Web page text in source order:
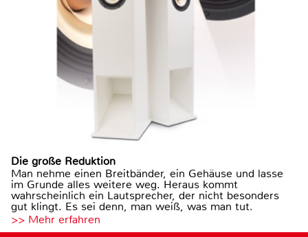
Die große Reduktion
Man nehme einen Breitbänder, ein Gehäuse und lasse
im Grunde alles weitere weg. Heraus kommt
wahrscheinlich ein Lautsprecher, der nicht besonders
gut klingt. Es sei denn, man weiß, was man tut.
>> Mehr erfahren